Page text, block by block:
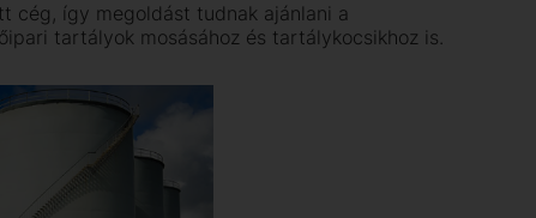
cég, így megoldást tudnak ajánlani a
tartályok mosásához és tartálykocsikhoz is.